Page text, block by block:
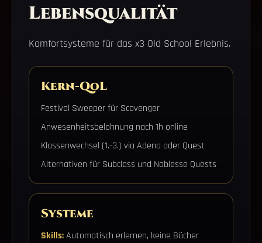
Lebensqualität
Komfortsysteme für das x3 Old School Erlebnis.
Kern-QoL
Festival Sweeper für Scavenger
Anwesenheitsbelohnung nach 1h online
Klassenwechsel (1.-3.) via Adena oder Quest
Alternativen für Subclass und Noblesse Quests
Systeme
Skills:Automatisch erlernen, keine Bücher